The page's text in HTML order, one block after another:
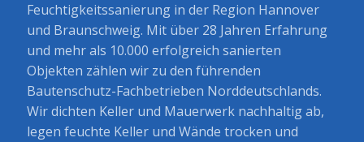
Feuchtigkeitssanierung in der Region Hannover
und Braunschweig. Mit über 28 Jahren Erfahrung
und mehr als 10.000 erfolgreich sanierten
Objekten zählen wir zu den führenden
Bautenschutz-Fachbetrieben Norddeutschlands.
Wir dichten Keller und Mauerwerk nachhaltig ab,
legen feuchte Keller und Wände trocken und